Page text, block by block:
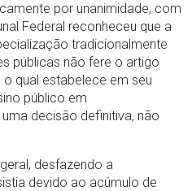
por unanimidade, com
Federal reconheceu que a
tradicionalmente
públicas não fere o artigo
qual estabelece em seu
público em
decisão definitiva, não
desfazendo a
devido ao acúmulo de